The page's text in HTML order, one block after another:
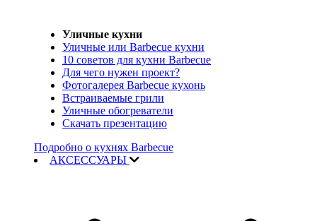
Уличные кухни
Уличные или Barbecue кухни
10 советов для кухни Barbecue
Для чего нужен проект?
Фотогалерея Barbecue кухонь
Встраиваемые грили
Уличные обогреватели
Скачать презентацию
Подробно о кухнях Barbecue
АКСЕССУАРЫ